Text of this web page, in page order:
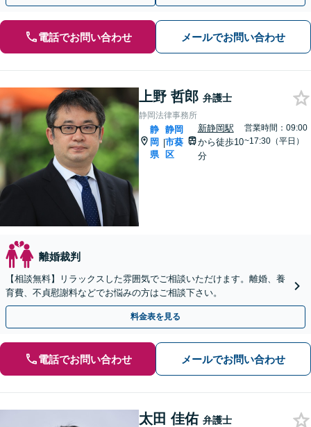
電話でお問い合わせ メールでお問い合わせ
上野 哲郎 弁護士
静岡法律事務所
静
岡
県
|
静岡
市葵
区
新静岡駅
から徒歩10
分
営業時間：09:00
~17:30（平日）
離婚裁判
【相談無料】リラックスした雰囲気でご相談いただけます。離婚、養
育費、不貞慰謝料などでお悩みの方はご相談下さい。
料金表を見る
電話でお問い合わせ メールでお問い合わせ
太田 佳佑 弁護士